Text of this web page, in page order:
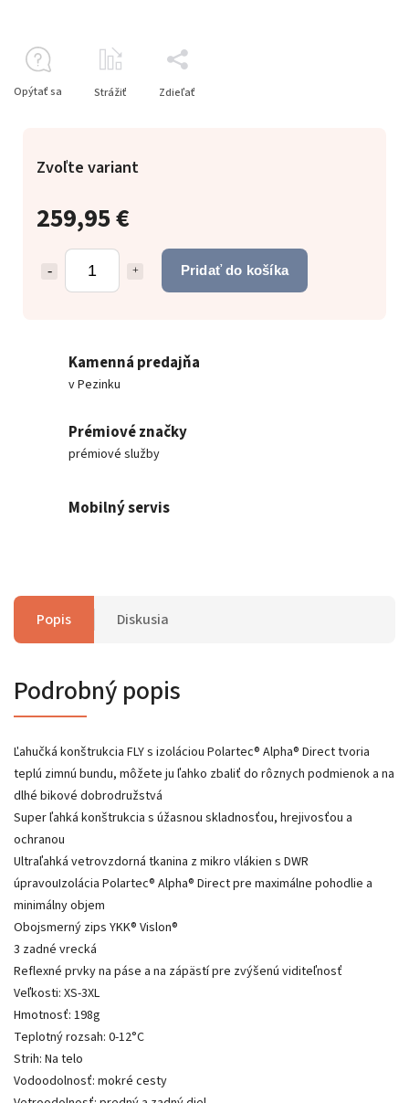
259,95 €
Pridať do košíka
Zvoľte variant
Opýtať sa Strážiť Zdieľať
Kamenná predajňa
v Pezinku
Prémiové značky
prémiové služby
Mobilný servis
Popis Diskusia
Podrobný popis
Ľahučká konštrukcia FLY s izoláciou Polartec® Alpha® Direct tvoria
teplú zimnú bundu, môžete ju ľahko zbaliť do rôznych podmienok a na
dlhé bikové dobrodružstvá
Super ľahká konštrukcia s úžasnou skladnosťou, hrejivosťou a
ochranou
Ultraľahká vetrovzdorná tkanina z mikro vlákien s DWR
úpravouIzolácia Polartec® Alpha® Direct pre maximálne pohodlie a
minimálny objem
Obojsmerný zips YKK® Vislon®
3 zadné vrecká
Reflexné prvky na páse a na zápästí pre zvýšenú viditeľnosť
Veľkosti: XS-3XL
Hmotnosť: 198g
Teplotný rozsah: 0-12°C
Strih: Na telo
Vodoodolnosť: mokré cesty